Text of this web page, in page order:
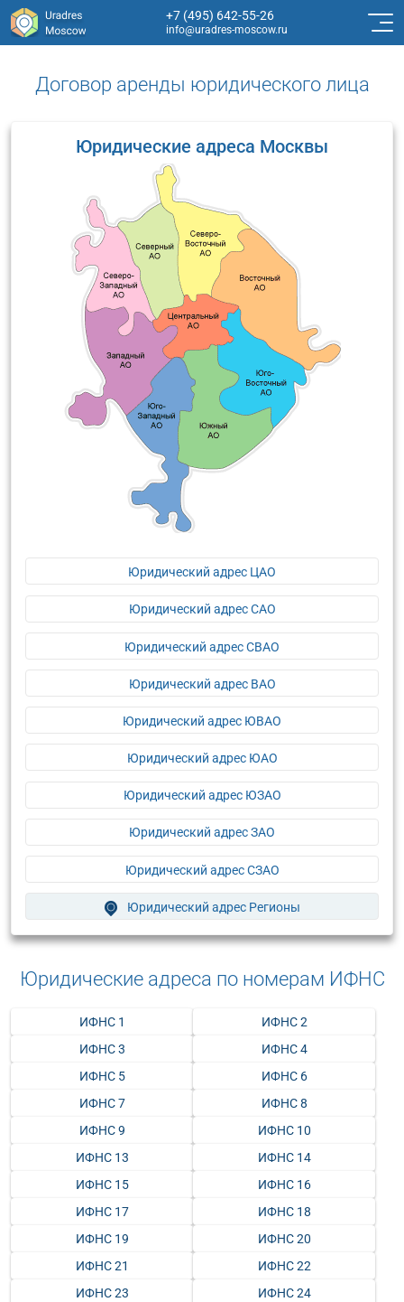
+7 (495) 642-55-26
info@uradres-moscow.ru
Договор аренды юридического лица
Юридические адреса Москвы
Юридический адрес ЦАО
Юридический адрес САО
Юридический адрес СВАО
Юридический адрес ВАО
Юридический адрес ЮВАО
Юридический адрес ЮАО
Юридический адрес ЮЗАО
Юридический адрес ЗАО
Юридический адрес СЗАО
Юридический адрес Регионы
Юридические адреса по номерам ИФНС
ИФНС 1
ИФНС 2
ИФНС 3
ИФНС 4
ИФНС 5
ИФНС 6
ИФНС 7
ИФНС 8
ИФНС 9
ИФНС 10
ИФНС 13
ИФНС 14
ИФНС 15
ИФНС 16
ИФНС 17
ИФНС 18
ИФНС 19
ИФНС 20
ИФНС 21
ИФНС 22
ИФНС 23
ИФНС 24